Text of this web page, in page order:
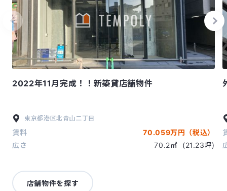
2022年11月完成！！新築貸店舗物件
東京都港区北青山二丁目
賃料
70.059万円（税込）
広さ
70.2㎡ (21.23坪)
店舗物件を探す